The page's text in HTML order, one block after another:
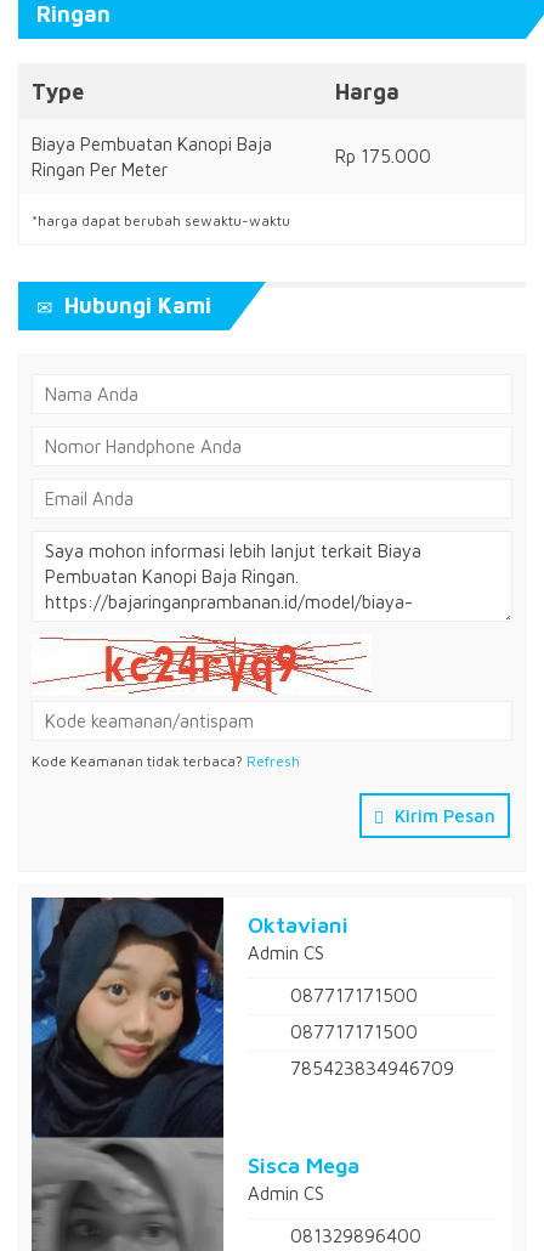
Ringan
Type Harga
Biaya Pembuatan Kanopi Baja
Ringan Per Meter
Rp 175.000
*harga dapat berubah sewaktu-waktu
Hubungi Kami
Kode Keamanan tidak terbaca? Refresh
Kirim Pesan
Oktaviani
Admin CS
087717171500
087717171500
785423834946709
Sisca Mega
Admin CS
081329896400